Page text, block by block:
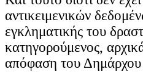
αντικειμενικών
εγκληματικής του
κατηγορούμενος,
απόφαση του